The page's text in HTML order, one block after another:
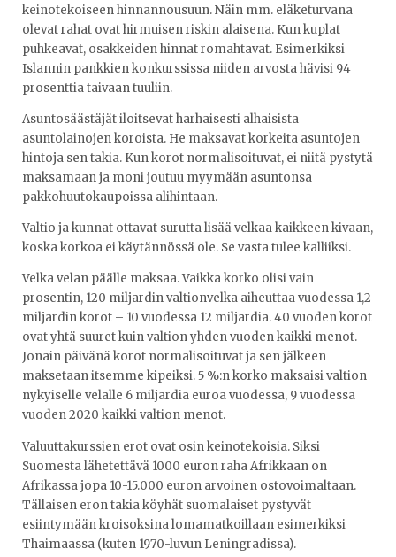
keinotekoiseen hinnannousuun. Näin mm. eläketurvana
olevat rahat ovat hirmuisen riskin alaisena. Kun kuplat
puhkeavat, osakkeiden hinnat romahtavat. Esimerkiksi
Islannin pankkien konkurssissa niiden arvosta hävisi 94
prosenttia taivaan tuuliin.
Asuntosäästäjät iloitsevat harhaisesti alhaisista
asuntolainojen koroista. He maksavat korkeita asuntojen
hintoja sen takia. Kun korot normalisoituvat, ei niitä pystytä
maksamaan ja moni joutuu myymään asuntonsa
pakkohuutokaupoissa alihintaan.
Valtio ja kunnat ottavat surutta lisää velkaa kaikkeen kivaan,
koska korkoa ei käytännössä ole. Se vasta tulee kalliiksi.
Velka velan päälle maksaa. Vaikka korko olisi vain
prosentin, 120 miljardin valtionvelka aiheuttaa vuodessa 1,2
miljardin korot – 10 vuodessa 12 miljardia. 40 vuoden korot
ovat yhtä suuret kuin valtion yhden vuoden kaikki menot.
Jonain päivänä korot normalisoituvat ja sen jälkeen
maksetaan itsemme kipeiksi. 5 %:n korko maksaisi valtion
nykyiselle velalle 6 miljardia euroa vuodessa, 9 vuodessa
vuoden 2020 kaikki valtion menot.
Valuuttakurssien erot ovat osin keinotekoisia. Siksi
Suomesta lähetettävä 1000 euron raha Afrikkaan on
Afrikassa jopa 10-15.000 euron arvoinen ostovoimaltaan.
Tällaisen eron takia köyhät suomalaiset pystyvät
esiintymään kroisoksina lomamatkoillaan esimerkiksi
Thaimaassa (kuten 1970-luvun Leningradissa).